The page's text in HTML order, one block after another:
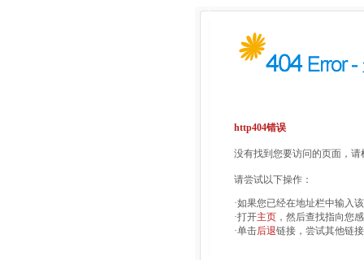
http404错误
没有找到您要访问的页面，
请尝试以下操作：
·如果您已经在地址栏中输入
·打开主页 ，然后查找指向您
·单击后退链接，尝试其他链